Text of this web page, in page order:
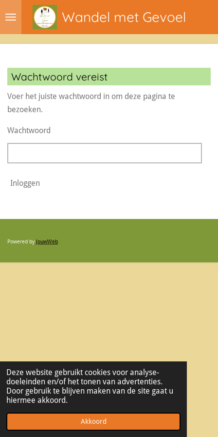
Deze website gebruikt cookies voor analyse-
doeleinden en/of het tonen van advertenties.
Door gebruik te blijven maken van de site gaat u
hiermee akkoord.
Akkoord
Wandel met Gevoel
Wachtwoord vereist
Voer het juiste wachtwoord in om deze pagina te
bezoeken.
Wachtwoord
Inloggen
Powered by JouwWeb